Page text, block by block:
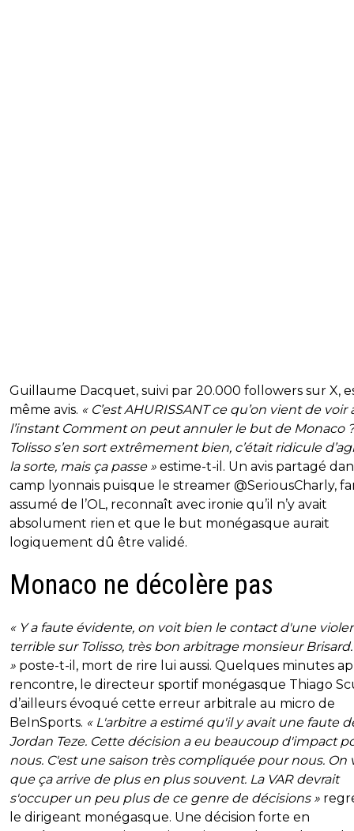
Guillaume Dacquet, suivi par 20.000 followers sur X,
même avis. « C’est AHURISSANT ce qu’on vient de voir
l’instant Comment on peut annuler le but de Monaco ?
Tolisso s’en sort extrêmement bien, c’était ridicule
la sorte, mais ça passe » estime-t-il. Un avis partagé
camp lyonnais puisque le streamer @SeriousCharly,
assumé de l’OL, reconnaît avec ironie qu’il n’y avait
absolument rien et que le but monégasque aurait
logiquement dû être validé.
Monaco ne décolère pas
« Y a faute évidente, on voit bien le contact d'une
terrible sur Tolisso, très bon arbitrage monsieur
» poste-t-il, mort de rire lui aussi. Quelques minutes
rencontre, le directeur sportif monégasque Thiago
d’ailleurs évoqué cette erreur arbitrale au micro de
BeInSports. « L'arbitre a estimé qu'il y avait une faute
Jordan Teze. Cette décision a eu beaucoup d'impact
nous. C'est une saison très compliquée pour nous. On
que ça arrive de plus en plus souvent. La VAR devrait
s'occuper un peu plus de ce genre de décisions »
le dirigeant monégasque. Une décision forte en